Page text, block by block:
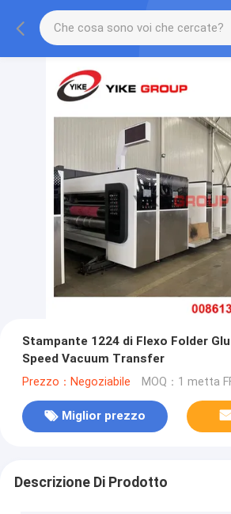
Stampante 1224 di Flexo Folder
Speed Vacuum Transfer
Prezzo：Negoziabile MOQ：1 metta
Miglior prezzo
Descrizione Di Prodotto